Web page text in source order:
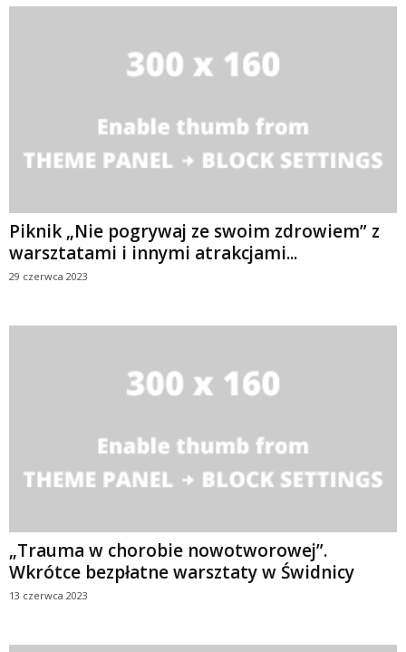
Piknik „Nie pogrywaj ze swoim zdrowiem” z
warsztatami i innymi atrakcjami...
29 czerwca 2023
„Trauma w chorobie nowotworowej”.
Wkrótce bezpłatne warsztaty w Świdnicy
13 czerwca 2023